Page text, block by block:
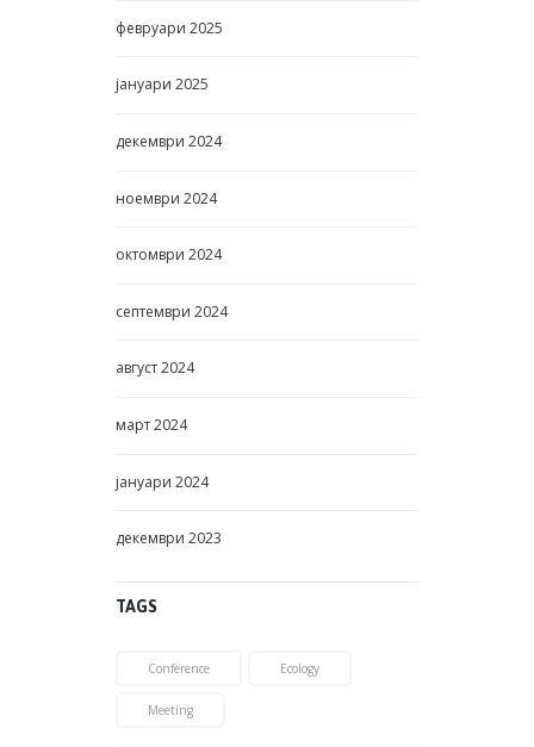
февруари 2025
јануари 2025
декември 2024
ноември 2024
октомври 2024
септември 2024
август2024
март2024
јануари 2024
декември 2023
TAGS
Conference Ecology
Meeting